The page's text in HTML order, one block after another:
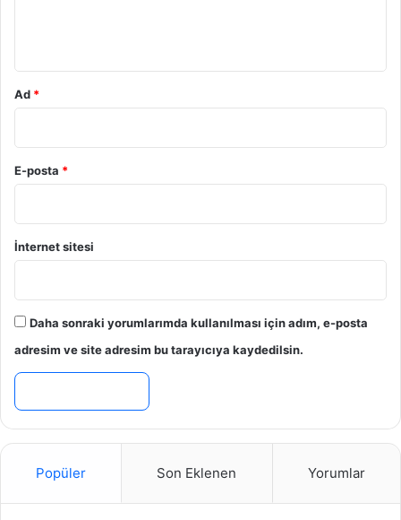
Ad *
E-posta *
İnternet sitesi
Daha sonraki yorumlarımda kullanılması için adım, e-posta
adresim ve site adresim bu tarayıcıya kaydedilsin.
Popüler Son Eklenen Yorumlar